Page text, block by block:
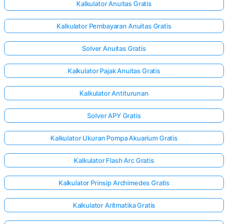
Kalkulator Anuitas Gratis
Kalkulator Pembayaran Anuitas Gratis
Solver Anuitas Gratis
Kalkulator Pajak Anuitas Gratis
Kalkulator Antiturunan
Solver APY Gratis
Kalkulator Ukuran Pompa Akuarium Gratis
Kalkulator Flash Arc Gratis
Kalkulator Prinsip Archimedes Gratis
Kalkulator Aritmatika Gratis